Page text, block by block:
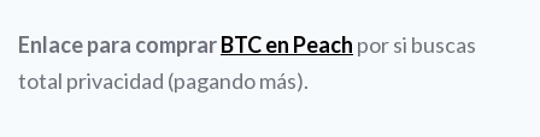
Enlace para comprarBTC en Peach por si buscas
total privacidad (pagando más).